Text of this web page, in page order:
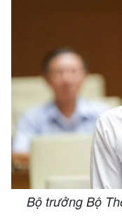
Bộ trưởng Bộ